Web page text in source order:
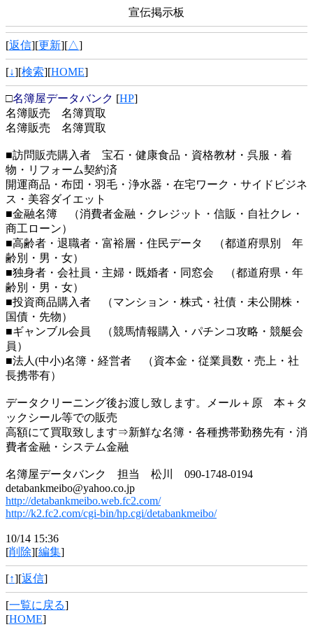
宣伝掲示板
[返信][更新][△]
[↓][検索][HOME]
□名簿屋データバンク [HP]
名簿販売 名簿買取
名簿販売 名簿買取
■訪問販売購入者 宝石・健康食品・資格教材・呉服・着
物・リフォーム契約済
開運商品・布団・羽毛・浄水器・在宅ワーク・サイドビジネ
ス・美容ダイエット
■金融名簿 （消費者金融・クレジット・信販・自社クレ・
商工ローン）
■高齢者・退職者・富裕層・住民データ （都道府県別 年
齢別・男・女）
■独身者・会社員・主婦・既婚者・同窓会 （都道府県・年
齢別・男・女）
■投資商品購入者 （マンション・株式・社債・未公開株・
国債・先物）
■ギャンブル会員 （競馬情報購入・パチンコ攻略・競艇会
員）
■法人(中小)名簿・経営者 （資本金・従業員数・売上・社
長携帯有）
データクリーニング後お渡し致します。メール＋原 本＋タ
ックシール等での販売
高額にて買取致します⇒新鮮な名簿・各種携帯勤務先有・消
費者金融・システム金融
名簿屋データバンク 担当 松川 090-1748-0194
detabankmeibo@yahoo.co.jp
http://detabankmeibo.web.fc2.com/
http://k2.fc2.com/cgi-bin/hp.cgi/detabankmeibo/
10/14 15:36
[削除][編集]
[↑][返信]
[一覧に戻る]
[HOME]